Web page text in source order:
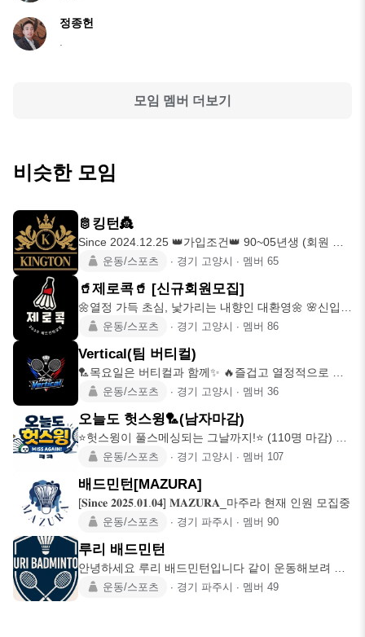
정종헌
.
모임 멤버 더보기
비슷한 모임
🫅킹턴👸
Since 2024.12.25 👑가입조건👑 90~05년생 (회원 지
인은 운동/스포츠 ∙ 경기 고양시 ∙ 멤버 65
🥤제로콕🥤 [신규회원모집]
🌼열정 가득 초심, 낯가리는 내향인 대환영🌼 🌸신입이
잘 적응하고 즐겁게
운동/스포츠 ∙ 경기 고양시 ∙ 멤버 86
Vertical(팀 버티컬)
🏸목요일은 버티컬과 함께✨ 🔥즐겁고 열정적으로 운
동하실분 모십니다🙌🏻 내
운동/스포츠 ∙ 경기 고양시 ∙ 멤버 36
오늘도 헛스윙🏸(남자마감)
⭐️헛스윙이 풀스메싱되는 그날까지!⭐️ (110명 마감) 👍
초보와 고수
운동/스포츠 ∙ 경기 고양시 ∙ 멤버 107
배드민턴[MAZURA]
[𝐒𝐢𝐧𝐜𝐞 𝟐𝟎𝟐𝟓.𝟎𝟏.𝟎𝟒] 𝐌𝐀𝐙𝐔𝐑𝐀_마주라 현재 인원 모집중
운동/스포츠 ∙ 경기 파주시 ∙ 멤버 90
루리 배드민턴
안녕하세요 루리 배드민턴입니다 같이 운동해보려 모
임을 만들었습니다 ●
운동/스포츠 ∙ 경기 파주시 ∙ 멤버 49